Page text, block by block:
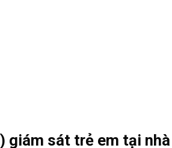
giám sát trẻ em tại nhà